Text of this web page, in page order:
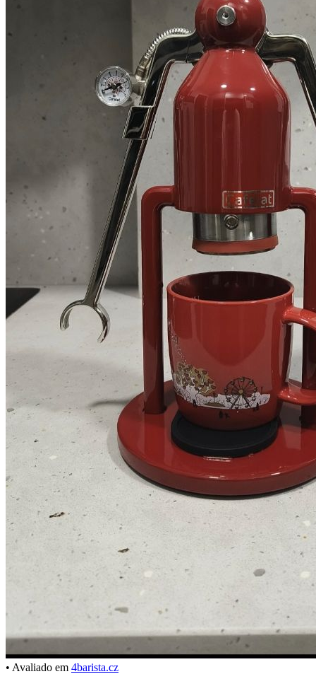
• Avaliado em 4barista.cz